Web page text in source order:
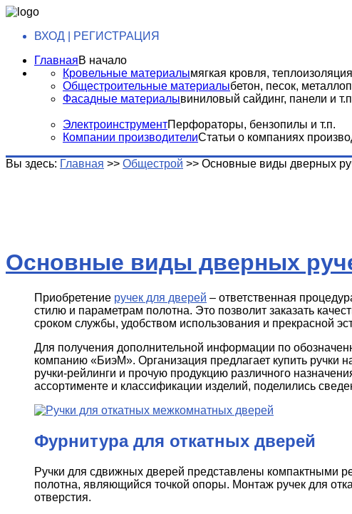
ВХОД | РЕГИСТРАЦИЯ
ГлавнаяВ начало
Кровельные материалымягкая кровля,
Общестроительные материалыбетон, песок,
Фасадные материалывиниловый сайдинг, панели и
ЭлектроинструментПерфораторы, бензопилы и т.п.
Компании производителиСтатьи о компаниях
Вы здесь: Главная >> Общестрой >> Основные виды дверных
Основные виды дверных
Приобретение ручек для дверей – ответственная
стилю и параметрам полотна. Это позволит заказать
сроком службы, удобством использования и прекрасной
Для получения дополнительной информации по
компанию «БиэМ». Организация предлагает купить ручки
ручки-рейлинги и прочую продукцию различного
ассортименте и классификации изделий, поделились
Фурнитура для откатных дверей
Ручки для сдвижных дверей представлены компактными
полотна, являющийся точкой опоры. Монтаж ручек для
отверстия.